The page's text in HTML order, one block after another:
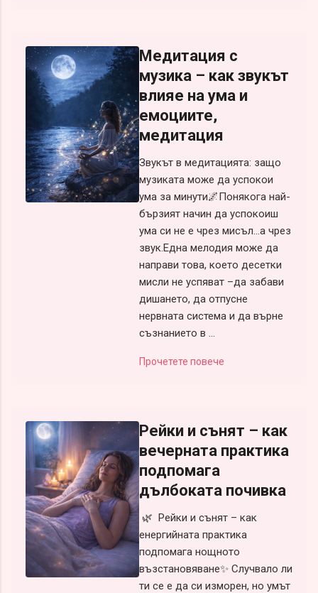
Медитация с
музика – как звукът
влияе на ума и
емоциите,
медитация
Звукът в медитацията: защо
музиката може да успокои
ума за минути🌌Понякога най-
бързият начин да успокоиш
ума си не е чрез мисъл…а чрез
звук.Една мелодия може да
направи това, което десетки
мисли не успяват –да забави
дишането, да отпусне
нервната система и да върне
съзнанието в ...
Прочетете повече
Рейки и сънят – как
вечерната практика
подпомага
дълбоката почивка
🌿 Рейки и сънят – как
енергийната практика
подпомага нощното
възстановяване✨ Случвало ли
ти се е да си изморен, но умът